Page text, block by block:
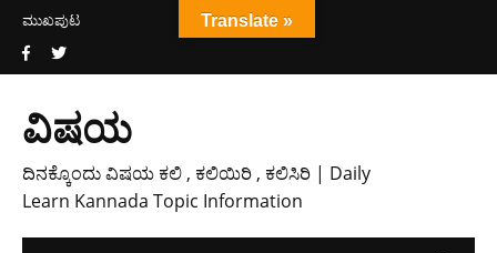
ಮುಖಪುಟ
ವಿಷಯ
ದಿನಕ್ಕೊಂದು ವಿಷಯ ಕಲಿ , ಕಲಿಯಿರಿ , ಕಲಿಸಿರಿ | Daily
Learn Kannada Topic Information
Translate »